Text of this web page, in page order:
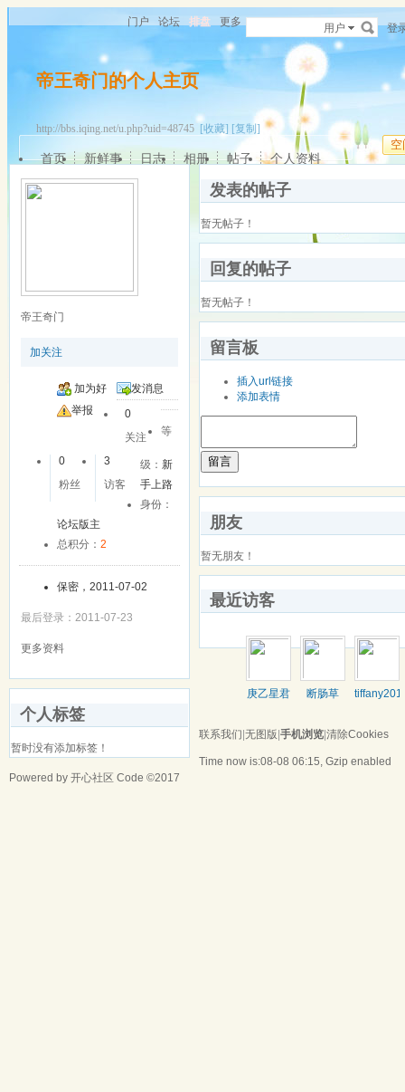
门户 论坛 排盘 更多 用户 登
帝王奇门的个人主页
http://bbs.iqing.net/u.php?uid=48745 [收藏] [复制]
空
首页 新鲜事 日志 相册 帖子 个人资料
帝王奇门
加关注
加为好
友
发消息
举报
0
关注
0
粉丝
3
访客
等
级：新
手上路
身份：
论坛版主
总积分： 2
保密，2011-07-02
最后登录：2011-07-23
更多资料
个人标签
暂时没有添加标签！
发表的帖子
暂无帖子！
回复的帖子
暂无帖子！
留言板
插入url链接
添加表情
留言
朋友
暂无朋友！
最近访客
庚乙星君 断肠草
联系我们 无图版 手机浏览 清除Cookies
Time now is:08-08 06:15, Gzip enabled
Powered by 开心社区 Code ©2017